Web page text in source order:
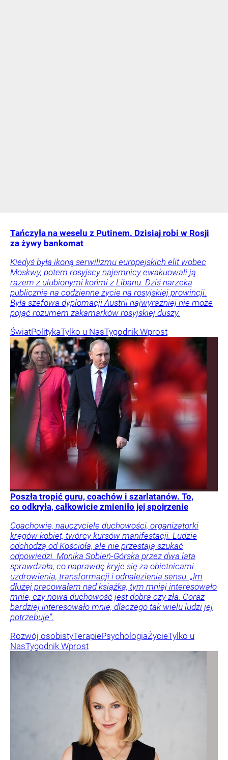
Tańczyła na weselu z Putinem. Dzisiaj robi w Rosji
za żywy bankomat
Kiedyś była ikoną serwilizmu europejskich elit wobec
Moskwy, potem rosyjscy najemnicy ewakuowali ją
razem z ulubionymi końmi z Libanu. Dziś narzeka
publicznie na codzienne życie na rosyjskiej prowincji.
Była szefowa dyplomacji Austrii najwyraźniej nie może
pojąć rozumem zakamarków rosyjskiej duszy.
ŚwiatPolitykaTylko u NasTygodnik Wprost
Poszła tropić guru, coachów i szarlatanów. To,
co odkryła, całkowicie zmieniło jej spojrzenie
Coachowie, nauczyciele duchowości, organizatorki
kręgów kobiet, twórcy kursów manifestacji. Ludzie
odchodzą od Kościoła, ale nie przestają szukać
odpowiedzi. Monika Sobień-Górska przez dwa lata
sprawdzała, co naprawdę kryje się za obietnicami
uzdrowienia, transformacji i odnalezienia sensu. „Im
dłużej pracowałam nad książką, tym mniej interesowało
mnie, czy nowa duchowość jest dobra czy zła. Coraz
bardziej interesowało mnie, dlaczego tak wielu ludzi jej
potrzebuje”.
Rozwój osobistyTerapiePsychologiaŻycieTylko u
NasTygodnik Wprost